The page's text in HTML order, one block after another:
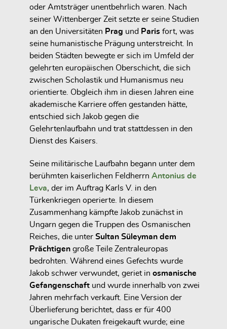
oder Amtsträger unentbehrlich waren. Nach
seiner Wittenberger Zeit setzte er seine Studien
an den Universitäten Prag und Paris fort, was
seine humanistische Prägung unterstreicht. In
beiden Städten bewegte er sich im Umfeld der
gelehrten europäischen Oberschicht, die sich
zwischen Scholastik und Humanismus neu
orientierte. Obgleich ihm in diesen Jahren eine
akademische Karriere offen gestanden hätte,
entschied sich Jakob gegen die
Gelehrtenlaufbahn und trat stattdessen in den
Dienst des Kaisers.
Seine militärische Laufbahn begann unter dem
berühmten kaiserlichen Feldherrn Antonius de
Leva, der im Auftrag Karls V. in den
Türkenkriegen operierte. In diesem
Zusammenhang kämpfte Jakob zunächst in
Ungarn gegen die Truppen des Osmanischen
Reiches, die unter Sultan Süleyman dem
Prächtigen große Teile Zentraleuropas
bedrohten. Während eines Gefechts wurde
Jakob schwer verwundet, geriet in osmanische
Gefangenschaft und wurde innerhalb von zwei
Jahren mehrfach verkauft. Eine Version der
Überlieferung berichtet, dass er für 400
ungarische Dukaten freigekauft wurde; eine